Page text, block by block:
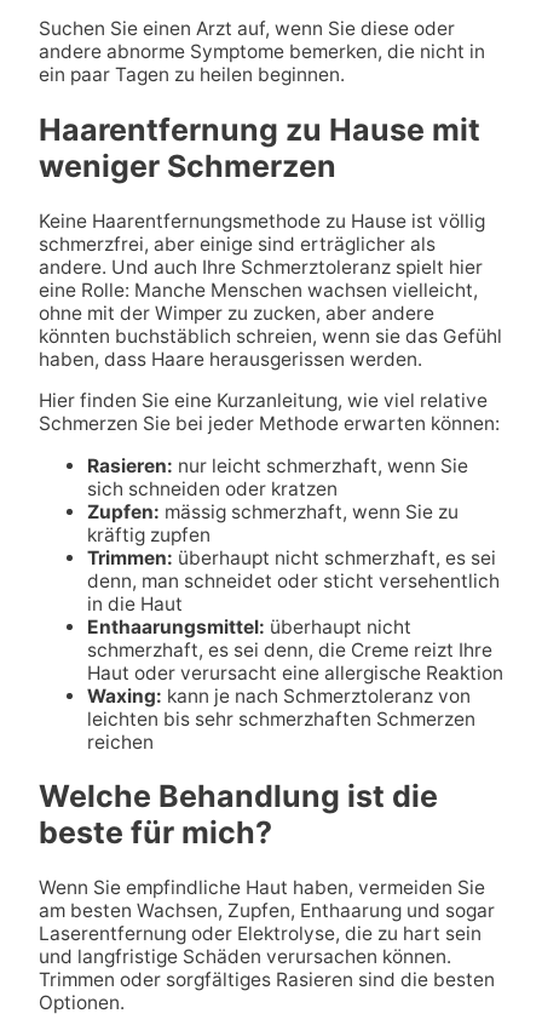
Suchen Sie einen Arzt auf, wenn Sie diese oder
andere abnorme Symptome bemerken, die nicht in
ein paar Tagen zu heilen beginnen.
Haarentfernung zu Hause mit
weniger Schmerzen
Keine Haarentfernungsmethode zu Hause ist völlig
schmerzfrei, aber einige sind erträglicher als
andere. Und auch Ihre Schmerztoleranz spielt hier
eine Rolle: Manche Menschen wachsen vielleicht,
ohne mit der Wimper zu zucken, aber andere
könnten buchstäblich schreien, wenn sie das Gefühl
haben, dass Haare herausgerissen werden.
Hier finden Sie eine Kurzanleitung, wie viel relative
Schmerzen Sie bei jeder Methode erwarten können:
Rasieren: nur leicht schmerzhaft, wenn Sie
sich schneiden oder kratzen
Zupfen: mässig schmerzhaft, wenn Sie zu
kräftig zupfen
Trimmen: überhaupt nicht schmerzhaft, es sei
denn, man schneidet oder sticht versehentlich
in die Haut
Enthaarungsmittel: überhaupt nicht
schmerzhaft, es sei denn, die Creme reizt Ihre
Haut oder verursacht eine allergische Reaktion
Waxing: kann je nach Schmerztoleranz von
leichten bis sehr schmerzhaften Schmerzen
reichen
Welche Behandlung ist die
beste für mich?
Wenn Sie empfindliche Haut haben, vermeiden Sie
am besten Wachsen, Zupfen, Enthaarung und sogar
Laserentfernung oder Elektrolyse, die zu hart sein
und langfristige Schäden verursachen können.
Trimmen oder sorgfältiges Rasieren sind die besten
Optionen.